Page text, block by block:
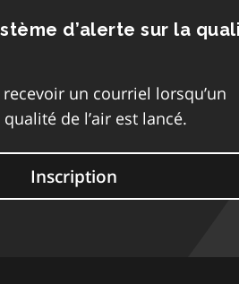
d’alerte sur la
un courriel lorsqu’un
de l’air est lancé.
Inscription